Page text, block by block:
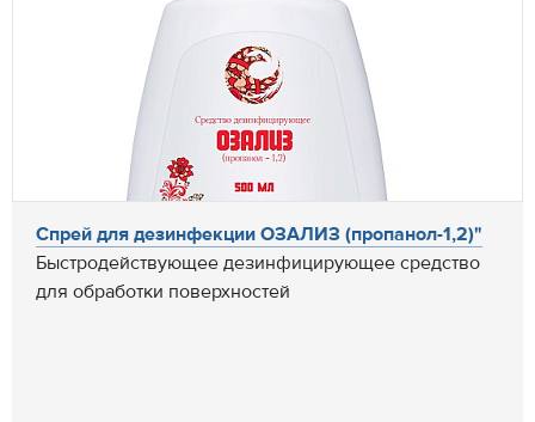
Спрей для дезинфекции ОЗАЛИЗ (пропанол-1,2)"
Быстродействующее дезинфицирующее средство
для обработки поверхностей